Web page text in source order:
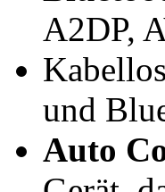
A2DP,
und
Auto